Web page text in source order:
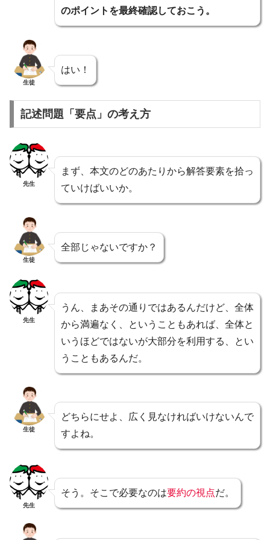
のポイントを最終確認しておこう。
生徒
はい！
記述問題「要点」の考え方
先生
まず、本文のどのあたりから解答要素を拾っ
ていけばいいか。
生徒
全部じゃないですか？
先生
うん、まあその通りではあるんだけど、全体
から満遍なく、ということもあれば、全体と
いうほどではないが大部分を利用する、とい
うこともあるんだ。
生徒
どちらにせよ、広く見なければいけないんで
すよね。
先生
そう。そこで必要なのは要約の視点だ。